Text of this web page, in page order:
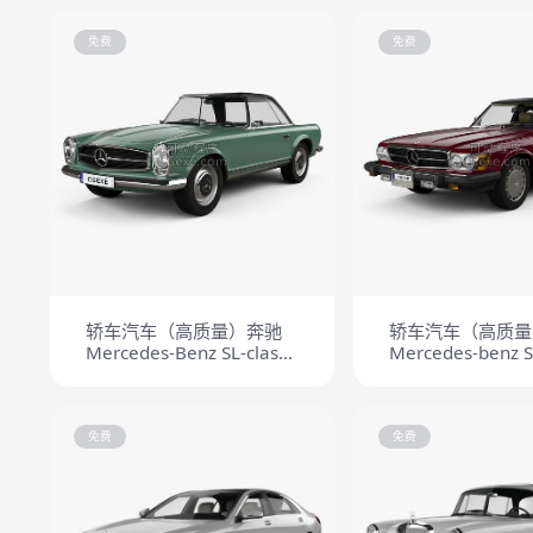
免费
轿车汽车（高质量）奔驰
Mercedes-Benz SL-class
免费
轿车汽车（高质
Mercedes-benz
免费 免费